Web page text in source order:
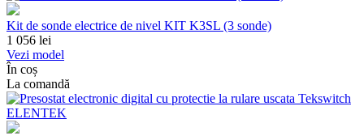
Kit de sonde electrice de nivel KIT K3SL (3 sonde)
1 056 lei
Vezi model
În coș
La comandă